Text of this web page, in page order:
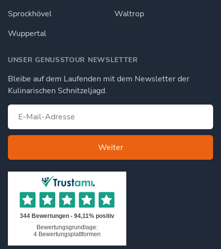
Sprockhövel
Waltrop
Wuppertal
UNSER GENUSSTOUR NEWSLETTER
Bleibe auf dem Laufenden mit dem Newsletter der
Kulinarischen Schnitzeljagd.
Weiter